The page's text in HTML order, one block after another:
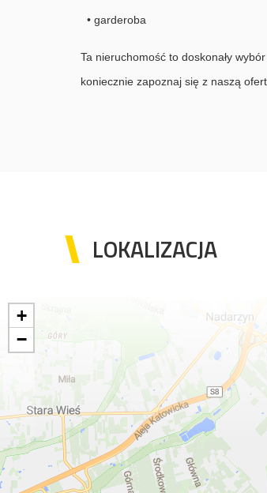
• garderoba
Ta nieruchomość to doskonały
koniecznie zapoznaj się z naszą
LOKALIZACJA
+
−